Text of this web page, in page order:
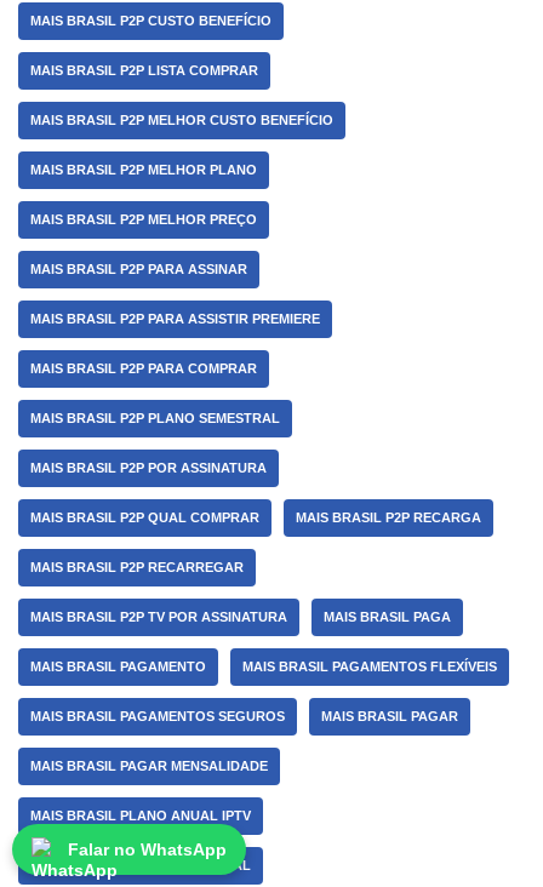
MAIS BRASIL P2P CUSTO BENEFÍCIO
MAIS BRASIL P2P LISTA COMPRAR
MAIS BRASIL P2P MELHOR CUSTO BENEFÍCIO
MAIS BRASIL P2P MELHOR PLANO
MAIS BRASIL P2P MELHOR PREÇO
MAIS BRASIL P2P PARA ASSINAR
MAIS BRASIL P2P PARA ASSISTIR PREMIERE
MAIS BRASIL P2P PARA COMPRAR
MAIS BRASIL P2P PLANO SEMESTRAL
MAIS BRASIL P2P POR ASSINATURA
MAIS BRASIL P2P QUAL COMPRAR MAIS BRASIL P2P RECARGA
MAIS BRASIL P2P RECARREGAR
MAIS BRASIL P2P TV POR ASSINATURA MAIS BRASIL PAGA
MAIS BRASIL PAGAMENTO MAIS BRASIL PAGAMENTOS FLEXÍVEIS
MAIS BRASIL PAGAMENTOS SEGUROS MAIS BRASIL PAGAR
MAIS BRASIL PAGAR MENSALIDADE
MAIS BRASIL PLANO ANUAL IPTV
MAIS BRASIL PLANO IPTV ANUAL
Falar no WhatsApp